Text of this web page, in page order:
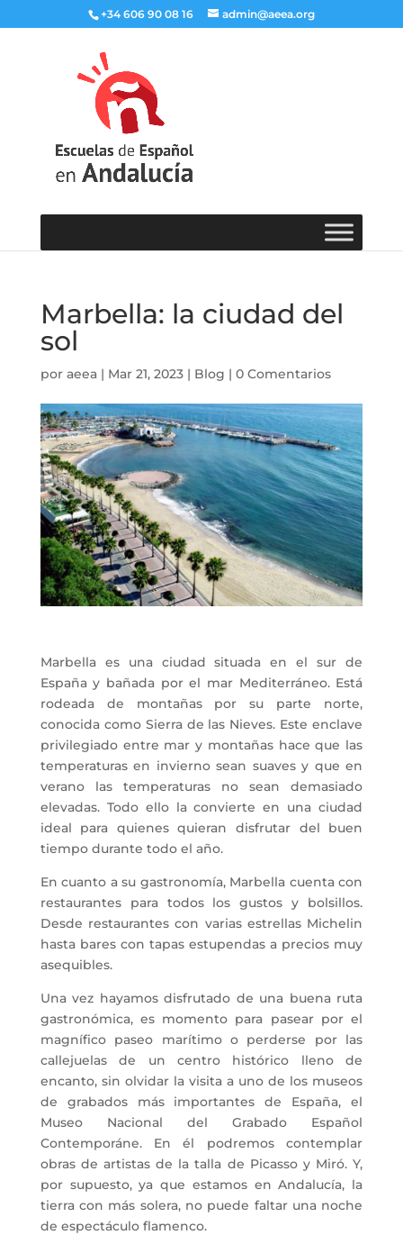
+34 606 90 08 16 admin@aeea.org
Marbella: la ciudad del
sol
por aeea| Mar 21, 2023| Blog | 0 Comentarios
Marbella es una ciudad situada en el sur de
España y bañada por el mar Mediterráneo. Está
rodeada de montañas por su parte norte,
conocida como Sierra de las Nieves. Este enclave
privilegiado entre mar y montañas hace que las
temperaturas en invierno sean suaves y que en
verano las temperaturas no sean demasiado
elevadas. Todo ello la convierte en una ciudad
ideal para quienes quieran disfrutar del buen
tiempo durante todo el año.
En cuanto a su gastronomía, Marbella cuenta con
restaurantes para todos los gustos y bolsillos.
Desde restaurantes con varias estrellas Michelin
hasta bares con tapas estupendas a precios muy
asequibles.
Una vez hayamos disfrutado de una buena ruta
gastronómica, es momento para pasear por el
magnífico paseo marítimo o perderse por las
callejuelas de un centro histórico lleno de
encanto, sin olvidar la visita a uno de los museos
de grabados más importantes de España, el
Museo Nacional del Grabado Español
Contemporáne. En él podremos contemplar
obras de artistas de la talla de Picasso y Miró. Y,
por supuesto, ya que estamos en Andalucía, la
tierra con más solera, no puede faltar una noche
de espectáculo flamenco.